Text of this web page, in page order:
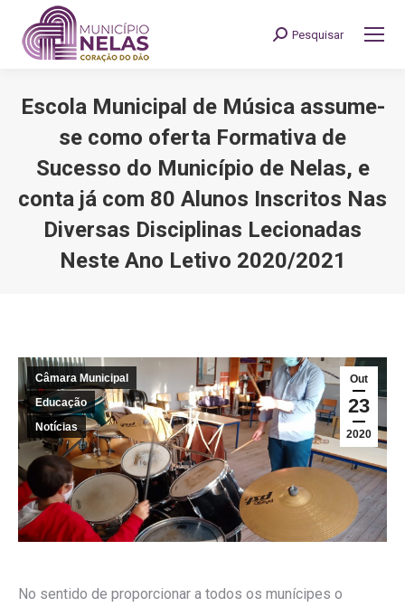
Search:
Pesquisar
Escola Municipal de Música assume-
se como oferta Formativa de
Sucesso do Município de Nelas, e
conta já com 80 Alunos Inscritos Nas
Diversas Disciplinas Lecionadas
Neste Ano Letivo 2020/2021
Out
23
2020
Câmara Municipal
Educação
Notícias
No sentido de proporcionar a todos os munícipes o